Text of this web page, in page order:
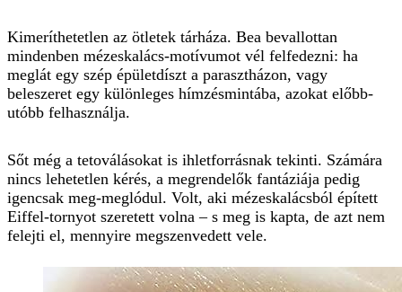
Kimeríthetetlen az ötletek tárháza. Bea bevallottan
mindenben mézeskalács-motívumot vél felfedezni: ha
meglát egy szép épületdíszt a parasztházon, vagy
beleszeret egy különleges hímzésmintába, azokat előbb-
utóbb felhasználja.
Sőt még a tetoválásokat is ihletforrásnak tekinti. Számára
nincs lehetetlen kérés, a megrendelők fantáziája pedig
igencsak meg-meglódul. Volt, aki mézeskalácsból épített
Eiffel-tornyot szeretett volna – s meg is kapta, de azt nem
felejti el, mennyire megszenvedett vele.